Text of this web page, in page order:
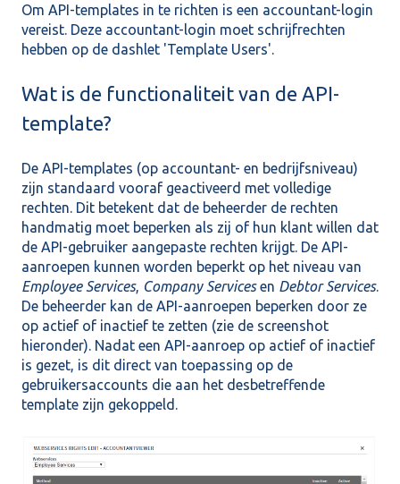
Om API-templates in te richten is een accountant-login
vereist. Deze accountant-login moet schrijfrechten
hebben op de dashlet 'Template Users'.
Wat is de functionaliteit van de API-
template?
De API-templates (op accountant- en bedrijfsniveau)
zijn standaard vooraf geactiveerd met volledige
rechten. Dit betekent dat de beheerder de rechten
handmatig moet beperken als zij of hun klant willen dat
de API-gebruiker aangepaste rechten krijgt. De API-
aanroepen kunnen worden beperkt op het niveau van
Employee Services, Company Servicesen Debtor Services.
De beheerder kan de API-aanroepen beperken door ze
op actief of inactief te zetten (zie de screenshot
hieronder). Nadat een API-aanroep op actief of inactief
is gezet, is dit direct van toepassing op de
gebruikersaccounts die aan het desbetreffende
template zijn gekoppeld.